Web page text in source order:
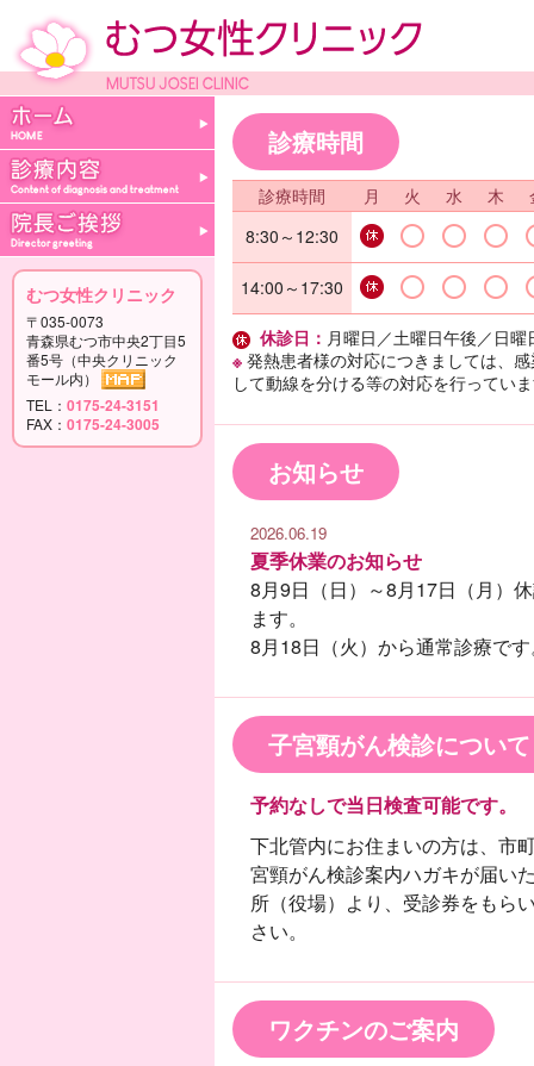
診療時間
診療時間 月 火 水 木
8:30～12:30
14:00～17:30
休診日： 月曜日／土曜日午後／日曜
※ 発熱患者様の対応につきましては、
して動線を分ける等の対応を行ってい
お知らせ
2026.06.19
夏季休業のお知らせ
8月9日（日）～8月17日（月）
ます。
8月18日（火）から通常診療で
子宮頸がん検診について
予約なしで当日検査可能です。
下北管内にお住まいの方は、市
宮頸がん検診案内ハガキが届い
所（役場）より、受診券をもら
さい。
ワクチンのご案内
むつ女性クリニック
〒035-0073
青森県むつ市中央2丁目5
番5号（中央クリニック
モール内）
TEL： 0175-24-3151
FAX： 0175-24-3005